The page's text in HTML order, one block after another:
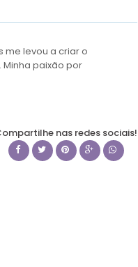
me levou a criar o
Minha paixão por
nas redes sociais!